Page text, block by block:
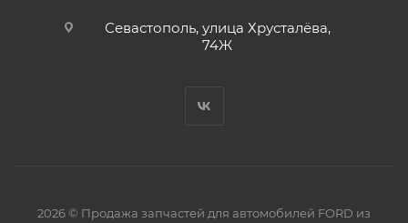
Севастополь, улица Хрусталёва,
74Ж
2026 © Продажа запчастей для автомобилей FORD из